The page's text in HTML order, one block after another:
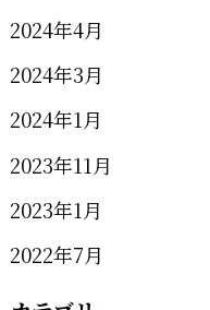
2024年4月
2024年3月
2024年1月
2023年11月
2023年1月
2022年7月